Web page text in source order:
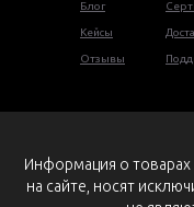
Блог
Кейсы
Отзывы
Информация о товарах
на сайте, носят